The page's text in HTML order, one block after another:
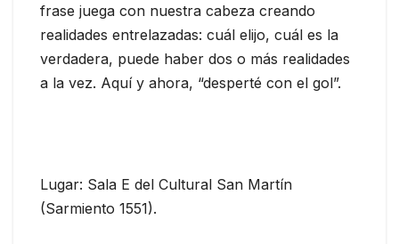
frase juega con nuestra cabeza creando
realidades entrelazadas: cuál elijo, cuál es la
verdadera, puede haber dos o más realidades
a la vez. Aquí y ahora, “desperté con el gol”.
Lugar: Sala E del Cultural San Martín
(Sarmiento 1551).